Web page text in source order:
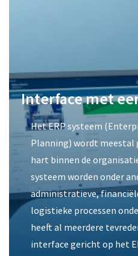
Interface met
Het ERP systeem
Planning) wordt meestal
hart binnen de
systeem worden onder
administratieve,
logistieke processen
heeft al meerdere
interface gericht op het